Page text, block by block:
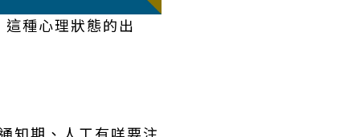
種心理狀態的出
知期、人工有咩要注